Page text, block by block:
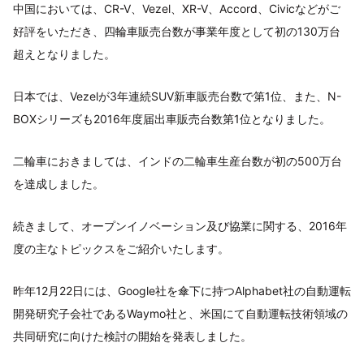
中国においては、CR-V、Vezel、XR-V、Accord、Civicなどがご
好評をいただき、四輪車販売台数が事業年度として初の130万台
超えとなりました。
日本では、Vezelが3年連続SUV新車販売台数で第1位、また、N-
BOXシリーズも2016年度届出車販売台数第1位となりました。
二輪車におきましては、インドの二輪車生産台数が初の500万台
を達成しました。
続きまして、オープンイノベーション及び協業に関する、2016年
度の主なトピックスをご紹介いたします。
昨年12月22日には、Google社を傘下に持つAlphabet社の自動運転
開発研究子会社であるWaymo社と、米国にて自動運転技術領域の
共同研究に向けた検討の開始を発表しました。